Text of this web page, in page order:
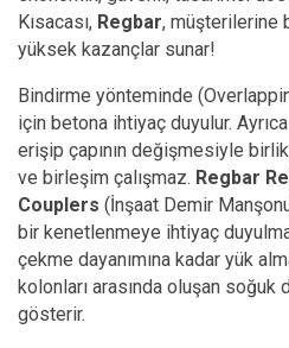
Kısacası, Regbar, müşterilerine
yüksek kazançlar sunar!
Bindirme yönteminde
için betona ihtiyaç duyulur.
erişip çapının değişmesiyle
ve birleşim çalışmaz. Regbar
Couplers (İnşaat Demir
bir kenetlenmeye ihtiyaç
çekme dayanımına kadar yük
kolonları arasında oluşan
gösterir.